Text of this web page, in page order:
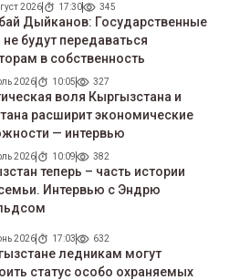
2026 17:30 345
Дыйканов: Государственные
будут передаваться
в собственность
2026 10:05 327
воля Кыргызстана и
расширит экономические
— интервью
2026 10:09 382
теперь – часть истории
Интервью с Эндрю
2026 17:03 632
ледникам могут
статус особо охраняемых